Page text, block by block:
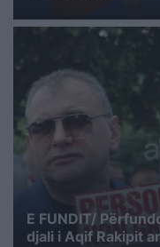
E FUNDIT/
djali i Aqif Rakipit